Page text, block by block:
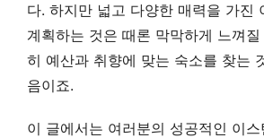
다. 하지만 넓고 다양한 매력을 가진
계획하는 것은 때론 막막하게 느껴
히 예산과 취향에 맞는 숙소를 찾는
음이죠.
이 글에서는 여러분의 성공적인 이